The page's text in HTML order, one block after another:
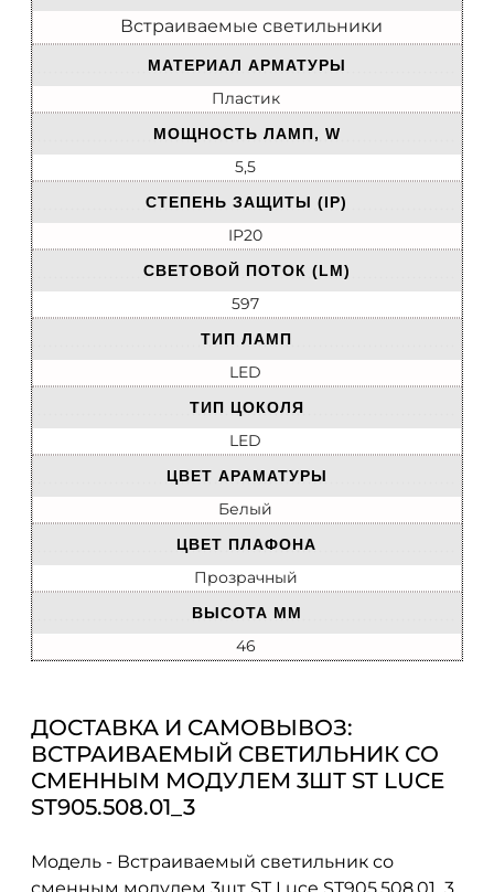
Встраиваемые светильники
МАТЕРИАЛ АРМАТУРЫ
Пластик
МОЩНОСТЬ ЛАМП, W
5,5
СТЕПЕНЬ ЗАЩИТЫ (IP)
IP20
СВЕТОВОЙ ПОТОК (LM)
597
ТИП ЛАМП
LED
ТИП ЦОКОЛЯ
LED
ЦВЕТ АРАМАТУРЫ
Белый
ЦВЕТ ПЛАФОНА
Прозрачный
ВЫСОТА ММ
46
ДОСТАВКА И САМОВЫВОЗ:
ВСТРАИВАЕМЫЙ СВЕТИЛЬНИК СО
СМЕННЫМ МОДУЛЕМ 3ШТ ST LUCE
ST905.508.01_3
Модель - Встраиваемый светильник со
сменным модулем 3шт ST Luce ST905.508.01_3